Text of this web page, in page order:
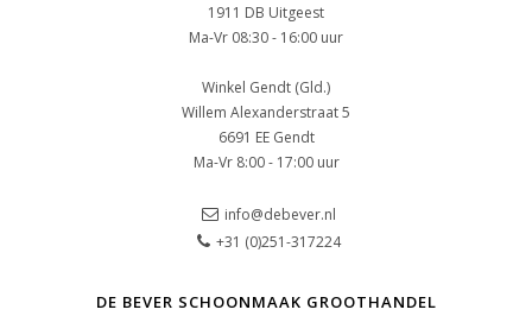
1911 DB Uitgeest
Ma-Vr 08:30 - 16:00 uur
Winkel Gendt (Gld.)
Willem Alexanderstraat 5
6691 EE Gendt
Ma-Vr 8:00 - 17:00 uur
info@debever.nl
+31 (0)251-317224
DE BEVER SCHOONMAAK GROOTHANDEL